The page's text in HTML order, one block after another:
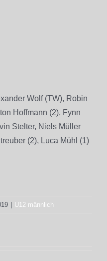
Wolf (TW), Robin
Hoffmann (2), Fynn
Stelter, Niels Müller
(2), Luca Mühl (1)
U12 männlich